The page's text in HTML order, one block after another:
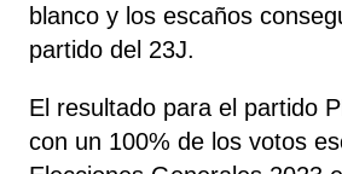
blanco y los escaños
partido del 23J.
El resultado para el partido
con un 100% de los votos